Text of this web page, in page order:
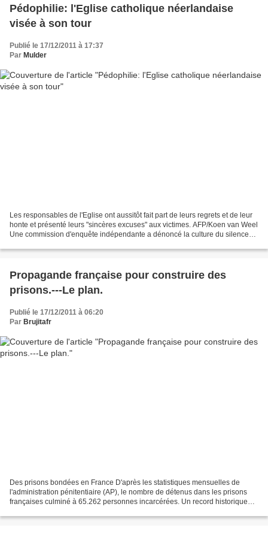
Pédophilie: l'Eglise catholique néerlandaise
visée à son tour
Publié le 17/12/2011 à 17:37
Par Mulder
Les responsables de l'Eglise ont aussitôt fait part de leurs regrets et de leur
honte et présenté leurs "sincères excuses" aux victimes. AFP/Koen van Weel
Une commission d'enquête indépendante a dénoncé la culture du silence
Propagande française pour construire des
prisons.---Le plan.
Publié le 17/12/2011 à 06:20
Par Brujitafr
Des prisons bondées en France D'après les statistiques mensuelles de
l'administration pénitentiaire (AP), le nombre de détenus dans les prisons
françaises culminé à 65.262 personnes incarcérées. Un record historique